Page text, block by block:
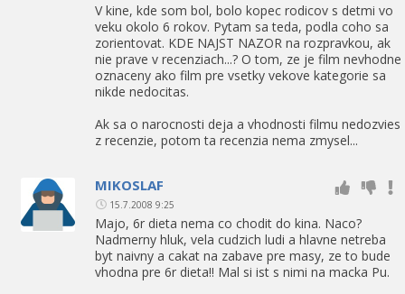
V kine, kde som bol, bolo kopec rodicov s detmi vo
veku okolo 6 rokov. Pytam sa teda, podla coho sa
zorientovat. KDE NAJST NAZOR na rozpravkou, ak
nie prave v recenziach...? O tom, ze je film nevhodne
oznaceny ako film pre vsetky vekove kategorie sa
nikde nedocitas.
Ak sa o narocnosti deja a vhodnosti filmu nedozvies
z recenzie, potom ta recenzia nema zmysel...
MIKOSLAF
15.7.2008 9:25
Majo, 6r dieta nema co chodit do kina. Naco?
Nadmerny hluk, vela cudzich ludi a hlavne netreba
byt naivny a cakat na zabave pre masy, ze to bude
vhodna pre 6r dieta!! Mal si ist s nimi na macka Pu.